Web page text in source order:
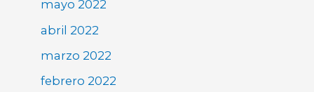
mayo 2022
abril 2022
marzo 2022
febrero 2022